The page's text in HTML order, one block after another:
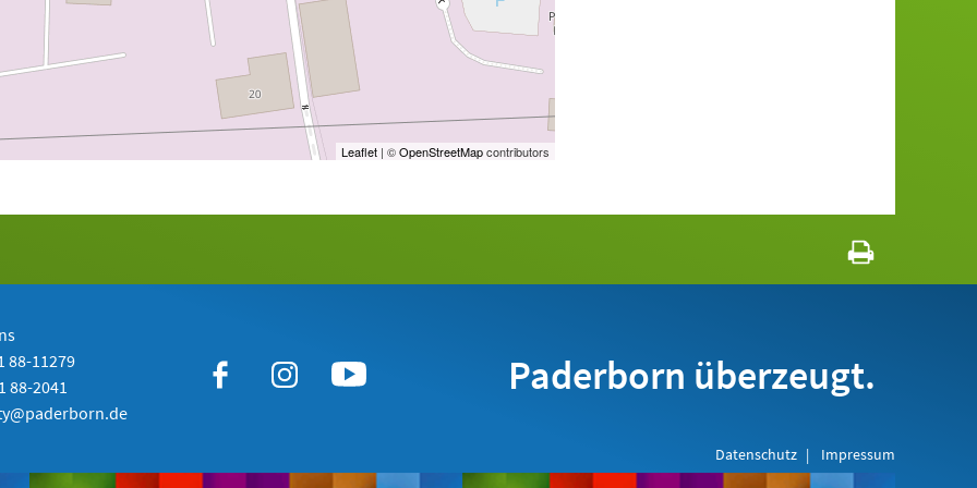
Leaflet| ©OpenStreetMapcontributors
88-11279
88-2041
Paderborn überzeugt.
Datenschutz Impressum